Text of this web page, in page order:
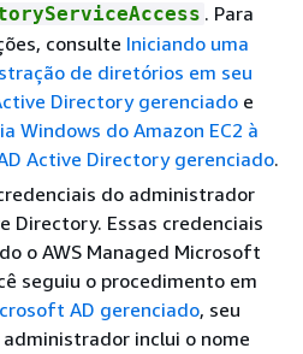
. Para
consulte Iniciando uma
de diretórios em seu
Directory gerenciado e
Windows do Amazon EC2 à
Active Directory gerenciado.
do administrador
Directory. Essas credenciais
o AWS Managed Microsoft
seguiu o procedimento em
AD gerenciado, seu
inclui o nome